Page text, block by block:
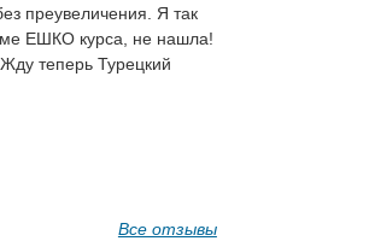
преувеличения. Я так
ЕШКО курса, не нашла!
теперь Турецкий
Все отзывы